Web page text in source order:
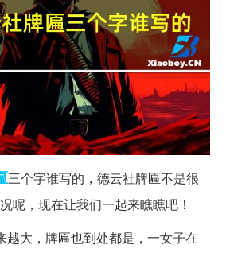
三个字谁写的，德云社牌匾不是很
呢，现在让我们一起来瞧瞧吧！
越大，牌匾也到处都是，一女子在